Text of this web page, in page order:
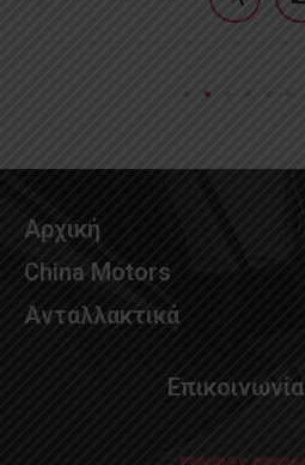
Αρχική
China Motors
Ανταλλακτικά
Επικοινωνία